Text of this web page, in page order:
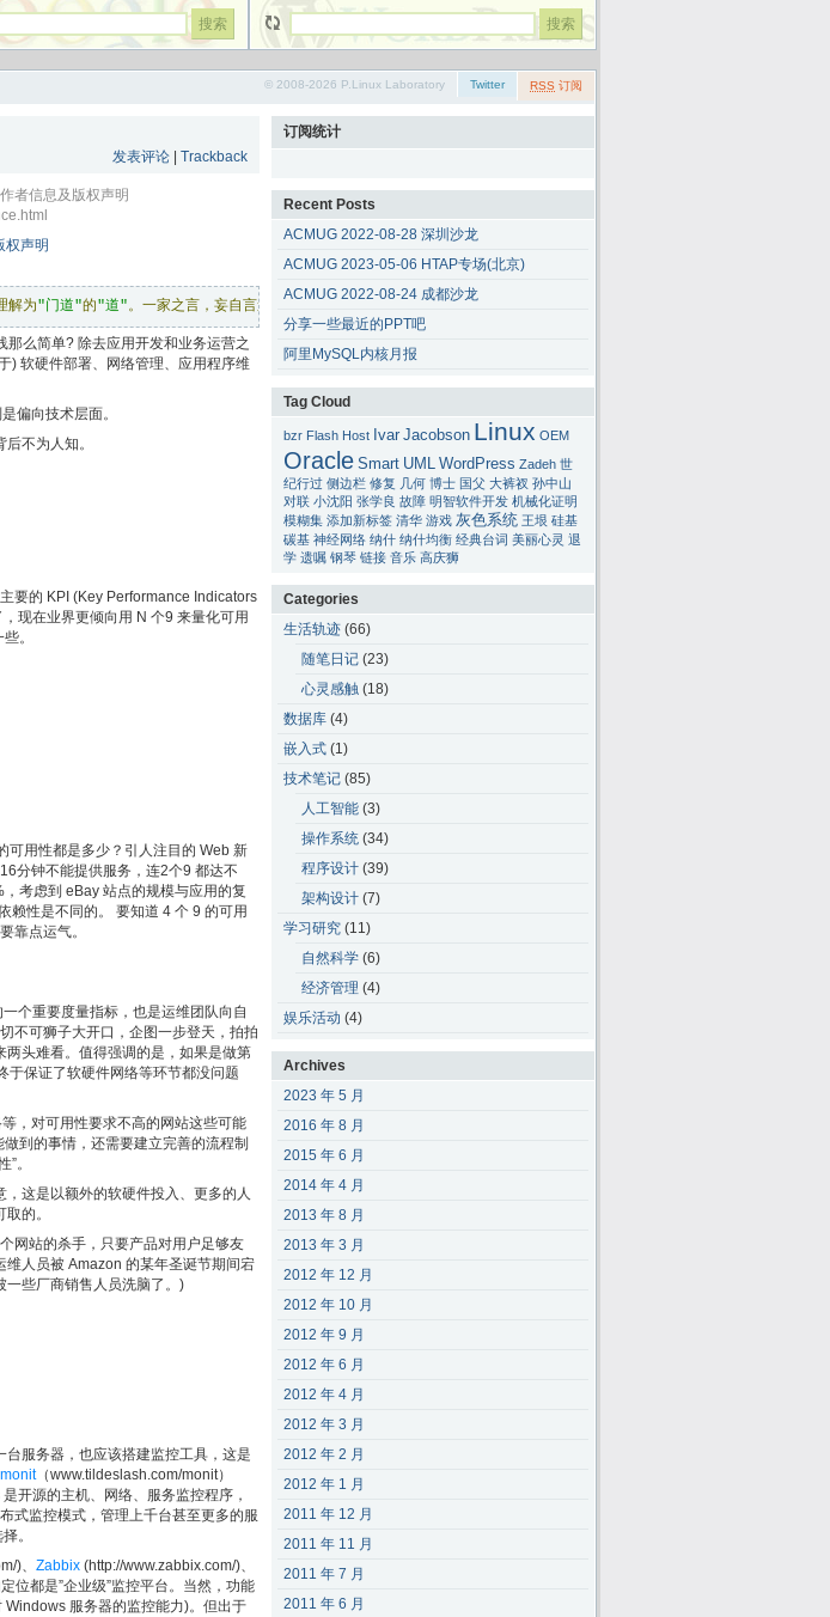
RSS 订阅
Twitter
© 2008-2026 P.Linux Laboratory
发表评论 Trackback
者信息及版权声明
权声明
解为"门道"的"道"。一家之言，妄自言道，诚可笑也。
么简单? 除去应用开发和业务运营之
) 软硬件部署、网络管理、应用程序维
偏向技术层面。
不为人知。
要的 KPI (Key Performance Indicators
现在业界更倾向用 N 个9 来量化可用
。
可用性都是多少？引人注目的 Web 新
分钟不能提供服务，连2个9 都达不
考虑到 eBay 站点的规模与应用的复
赖性是不同的。 要知道 4 个 9 的可用
靠点运气。
个重要度量指标，也是运维团队向自
不可狮子大开口，企图一步登天，拍拍
头难看。值得强调的是，如果是做第
于保证了软硬件网络等环节都没问题
，对可用性要求不高的网站这些可能
到的事情，还需要建立完善的流程制
。
这是以额外的软硬件投入、更多的人
的。
网站的杀手，只要产品对用户足够友
人员被 Amazon 的某年圣诞节期间宕
一些厂商销售人员洗脑了。)
服务器，也应该搭建监控工具，这是
monit（www.tildeslash.com/monit）
开源的主机、网络、服务监控程序，
式监控模式，管理上千台甚至更多的服
。
)、 Zabbix (http://www.zabbix.com/)、
位都是”企业级”监控平台。当然，功能
服务器的监控能力)。但出于
订阅统计
Recent Posts
ACMUG 2022-08-28 深圳沙龙
ACMUG 2023-05-06 HTAP专场(北京)
ACMUG 2022-08-24 成都沙龙
分享一些最近的PPT吧
阿里MySQL内核月报
Tag Cloud
bzr Flash Host Ivar Jacobson Linux OEM
Oracle Smart UML WordPress Zadeh 世
纪行过 侧边栏 修复 几何 博士 国父 大裤衩 孙中山
对联 小沈阳 张学良 故障 明智软件开发 机械化证明
模糊集 添加新标签 清华 游戏 灰色系统 王垠 硅基
碳基 神经网络 纳什 纳什均衡 经典台词 美丽心灵 退
学 遗嘱 钢琴 链接 音乐 高庆狮
Categories
生活轨迹 (66)
随笔日记 (23)
心灵感触 (18)
数据库 (4)
嵌入式 (1)
技术笔记 (85)
人工智能 (3)
操作系统 (34)
程序设计 (39)
架构设计 (7)
学习研究 (11)
自然科学 (6)
经济管理 (4)
娱乐活动 (4)
Archives
2023 年 5 月
2016 年 8 月
2015 年 6 月
2014 年 4 月
2013 年 8 月
2013 年 3 月
2012 年 12 月
2012 年 10 月
2012 年 9 月
2012 年 6 月
2012 年 4 月
2012 年 3 月
2012 年 2 月
2012 年 1 月
2011 年 12 月
2011 年 11 月
2011 年 7 月
2011 年 6 月